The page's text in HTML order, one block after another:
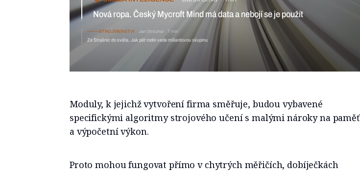
Nová ropa. Český Mycroft Mind má data a nebojí se je použít
STROJÍRENSTVÍ Jan Strouhal
Ze Strašnic do světa. Jak pět rodin vede miliardovou skupinu
Moduly, k jejichž vytvoření firma směřuje, budou vybavené
specifickými algoritmy strojového učení s malými nároky na paměť
a výpočetní výkon.
Proto mohou fungovat přímo v chytrých měřičích, dobíječkách